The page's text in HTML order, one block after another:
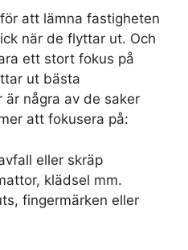
att lämna fastigheten
när de flyttar ut. Och
ett stort fokus på
ut bästa
några av de saker
att fokusera på:
eller skräp
klädsel mm.
fingermärken eller